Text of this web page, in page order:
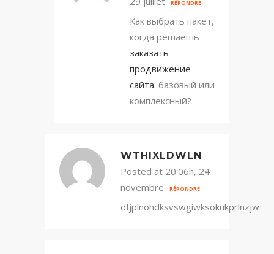
RÉPONDRE
Как выбрать пакет,
когда решаешь
заказать
продвижение
сайта: базовый или
комплексный?
WTHIXLDWLN
Posted at 20:06h, 24
novembre
RÉPONDRE
dfjplnohdksvswgiwksokukprlnzjw